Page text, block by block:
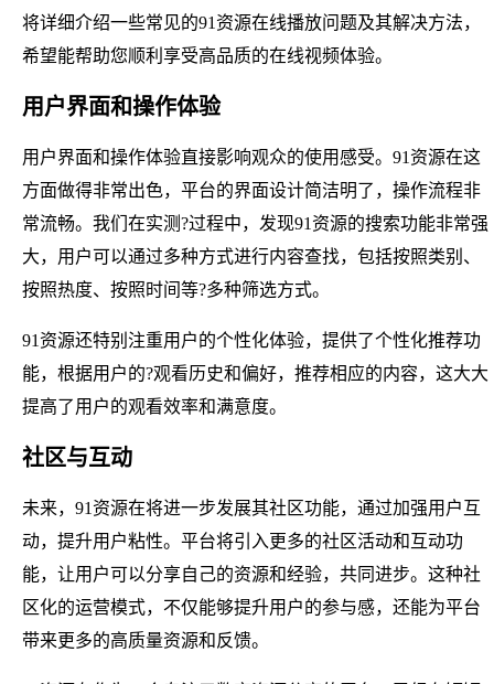
将详细介绍一些常见的91资源在线播放问题及其解决方法，
希望能帮助您顺利享受高品质的在线视频体验。
用户界面和操作体验
用户界面和操作体验直接影响观众的使用感受。91资源在这
方面做得非常出色，平台的界面设计简洁明了，操作流程非
常流畅。我们在实测?过程中，发现91资源的搜索功能非常强
大，用户可以通过多种方式进行内容查找，包括按照类别、
按照热度、按照时间等?多种筛选方式。
91资源还特别注重用户的个性化体验，提供了个性化推荐功
能，根据用户的?观看历史和偏好，推荐相应的内容，这大大
提高了用户的观看效率和满意度。
社区与互动
未来，91资源在将进一步发展其社区功能，通过加强用户互
动，提升用户粘性。平台将引入更多的社区活动和互动功
能，让用户可以分享自己的资源和经验，共同进步。这种社
区化的运营模式，不仅能够提升用户的参与感，还能为平台
带来更多的高质量资源和反馈。